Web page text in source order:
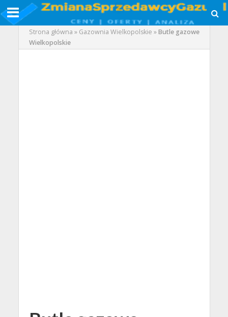
Strona główna » Gazownia Wielkopolskie »Butle gazowe
Wielkopolskie